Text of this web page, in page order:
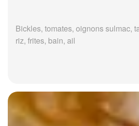
Bickles, tomates, oignons sulmac,
riz, frites, bain, ail